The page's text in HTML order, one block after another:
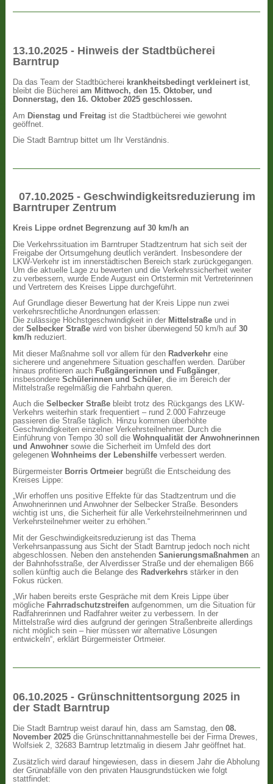
13.10.2025 - Hinweis der Stadtbücherei
Barntrup
Da das Team der Stadtbücherei krankheitsbedingt verkleinert ist,
bleibt die Büchereiam Mittwoch, den 15. Oktober, und
Donnerstag, den 16. Oktober 2025 geschlossen.
Am Dienstag und Freitag ist die Stadtbücherei wie gewohnt
geöffnet.
Die Stadt Barntrup bittet um Ihr Verständnis.
07.10.2025 - Geschwindigkeitsreduzierung im
Barntruper Zentrum
Kreis Lippe ordnet Begrenzung auf 30 km/h an
Die Verkehrssituation im Barntruper Stadtzentrum hat sich seit der
Freigabe der Ortsumgehung deutlich verändert. Insbesondere der
LKW-Verkehr ist im innerstädtischen Bereich stark zurückgegangen.
Um die aktuelle Lage zu bewerten und die Verkehrssicherheit weiter
zu verbessern, wurde Ende August ein Ortstermin mit Vertreterinnen
und Vertretern des Kreises Lippe durchgeführt.
Auf Grundlage dieser Bewertung hat der Kreis Lippe nun zwei
verkehrsrechtliche Anordnungen erlassen:
Die zulässige Höchstgeschwindigkeit in der Mittelstraße und in
derSelbecker Straße wird von bisher überwiegend 50 km/h auf30
km/h reduziert.
Mit dieser Maßnahme soll vor allem für den Radverkehr eine
sicherere und angenehmere Situation geschaffen werden. Darüber
hinaus profitieren auch Fußgängerinnen und Fußgänger
insbesondereSchülerinnen und Schüler , die im Bereich der
Mittelstraße regelmäßig die Fahrbahn queren.
Auch dieSelbecker Straße bleibt trotz des Rückgangs des LKW-
Verkehrs weiterhin stark frequentiert – rund 2.000 Fahrzeuge
passieren die Straße täglich. Hinzu kommen überhöhte
Geschwindigkeiten einzelner Verkehrsteilnehmer. Durch die
Einführung von Tempo 30 soll dieWohnqualität der Anwohnerinnen
und Anwohner sowie die Sicherheit im Umfeld des dort
gelegenenWohnheims der Lebenshilfe verbessert werden.
Bürgermeister Borris Ortmeier begrüßt die Entscheidung des
Kreises Lippe:
„Wir erhoffen uns positive Effekte für das Stadtzentrum und die
Anwohnerinnen und Anwohner der Selbecker Straße. Besonders
wichtig ist uns, die Sicherheit für alle Verkehrsteilnehmerinnen und
Verkehrsteilnehmer weiter zu erhöhen.“
Mit der Geschwindigkeitsreduzierung ist das Thema
Verkehrsanpassung aus Sicht der Stadt Barntrup jedoch noch nicht
abgeschlossen. Neben den anstehendenSanierungsmaßnahmen an
der Bahnhofsstraße, der Alverdisser Straße und der ehemaligen B66
sollen künftig auch die Belange des Radverkehrs stärker in den
Fokus rücken.
„Wir haben bereits erste Gespräche mit dem Kreis Lippe über
mögliche Fahrradschutzstreifen aufgenommen, um die Situation für
Radfahrerinnen und Radfahrer weiter zu verbessern. In der
Mittelstraße wird dies aufgrund der geringen Straßenbreite allerdings
nicht möglich sein – hier müssen wir alternative Lösungen
entwickeln“, erklärt Bürgermeister Ortmeier.
06.10.2025 - Grünschnittentsorgung 2025 in
der Stadt Barntrup
Die Stadt Barntrup weist darauf hin, dass am Samstag, den08.
November 2025 die Grünschnittannahmestelle bei der Firma Drewes,
Wolfsiek 2, 32683 Barntrup letztmalig in diesem Jahr geöffnet hat.
Zusätzlich wird darauf hingewiesen, dass in diesem Jahr die Abholung
der Grünabfälle von den privaten Hausgrundstücken wie folgt
stattfindet: